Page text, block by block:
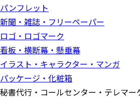
パンフレット
新聞・雑誌・フリーペーパー
ロゴ・ロゴマーク
看板・横断幕・懸垂幕
イラスト・キャラクター・マンガ
パッケージ・化粧箱
秘書代行・コールセンター・テレマー